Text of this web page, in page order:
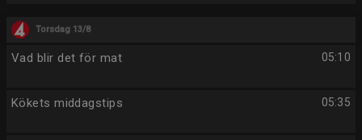
Torsdag 13/8
05:10
Vad blir det för mat
05:35
Kökets middagstips